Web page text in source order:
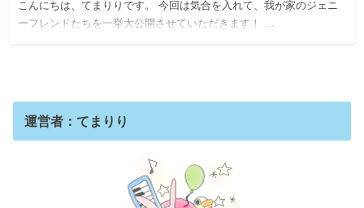
こんにちは、てまりりです。 今回は気合を入れて、我が家のジェニ
ーフレンドたちを一挙大公開させていただきます！ …
運営者：てまりり